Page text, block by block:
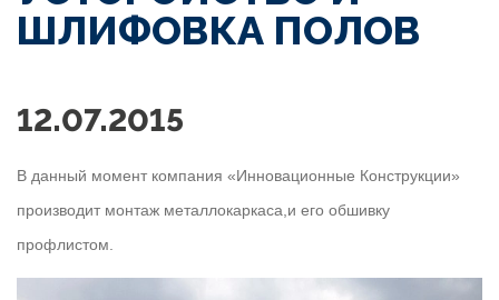
ШЛИФОВКА ПОЛОВ
12.07.2015
В данный момент компания «Инновационные Конструкции»
производит монтаж металлокаркаса,и его обшивку
профлистом.